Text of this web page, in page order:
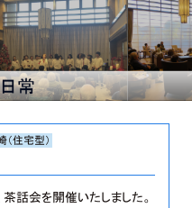
常
（住宅型）
茶話会を開催いたしました。